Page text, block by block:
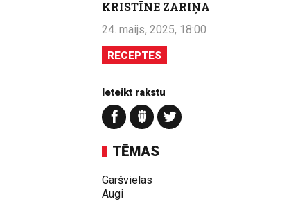
KRISTĪNE ZARIŅA
24. maijs, 2025, 18:00
RECEPTES
Ieteikt rakstu
TĒMAS
Garšvielas
Augi